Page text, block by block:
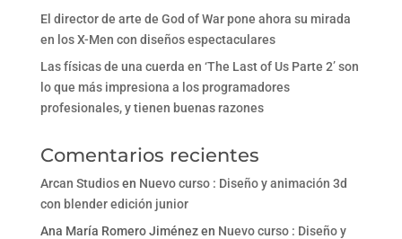
El director de arte de God of War pone ahora su mirada
en los X-Men con diseños espectaculares
Las físicas de una cuerda en ‘The Last of Us Parte 2’ son
lo que más impresiona a los programadores
profesionales, y tienen buenas razones
Comentarios recientes
Arcan Studiosen Nuevo curso : Diseño y animación 3d
con blender edición junior
Ana María Romero Jiménezen Nuevo curso : Diseño y